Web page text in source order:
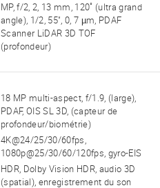
MP, f/2, 2, 13 mm, 120˚ (ultra grand
angle), 1/2, 55", 0, 7 µm, PDAF
Scanner LiDAR 3D TOF
(profondeur)
18 MP multi-aspect, f/1.9, (large),
PDAF, OIS SL 3D, (capteur de
profondeur/biométrie)
4K@24/25/30/60fps,
1080p@25/30/60/120fps, gyro-EIS
HDR, Dolby Vision HDR, audio 3D
(spatial), enregistrement du son